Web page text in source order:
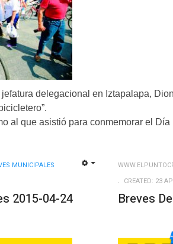
delegacional en Iztapalapa,
al que asistió para conmemorar el Día
MUNICIPALES
2015-04-24
CREATED: 23
Breves